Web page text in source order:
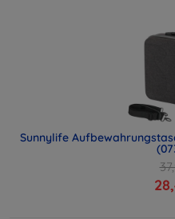
Sunnylife